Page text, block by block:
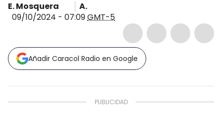
E. Mosquera
A.
09/10/2024 - 07:09GMT-5
Añadir Caracol Radio en Google